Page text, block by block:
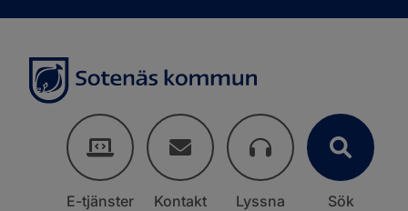
E-tjänster Kontakt Lyssna Sök